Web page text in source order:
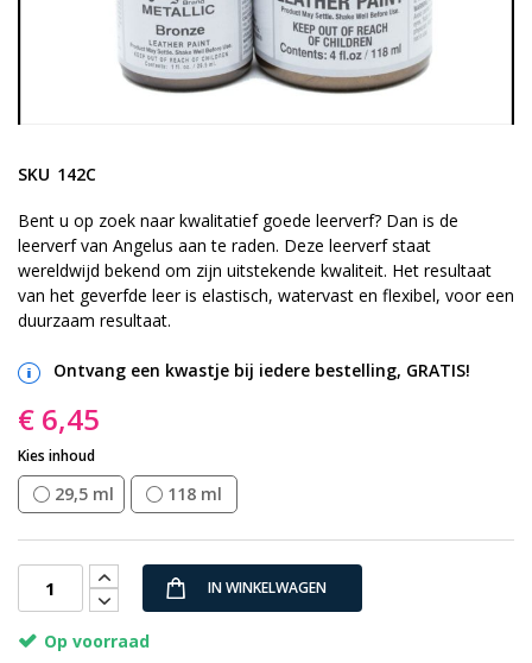
naar
begin
van
de
afbeeldingen-
gallerij
SKU 142C
Bent u op zoek naar kwalitatief goede leerverf? Dan is de
leerverf van Angelus aan te raden. Deze leerverf staat
wereldwijd bekend om zijn uitstekende kwaliteit. Het resultaat
van het geverfde leer is elastisch, watervast en flexibel, voor een
duurzaam resultaat.
Ontvang een kwastje bij iedere bestelling, GRATIS!
€ 6,45
Kies inhoud
29,5 ml 118 ml
IN WINKELWAGEN
Op voorraad